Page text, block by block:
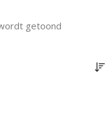
getoond